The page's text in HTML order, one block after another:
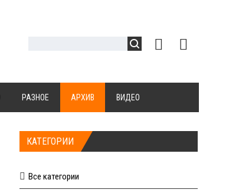
РАЗНОЕ АРХИВ ВИДЕО
КАТЕГОРИИ
Все категории